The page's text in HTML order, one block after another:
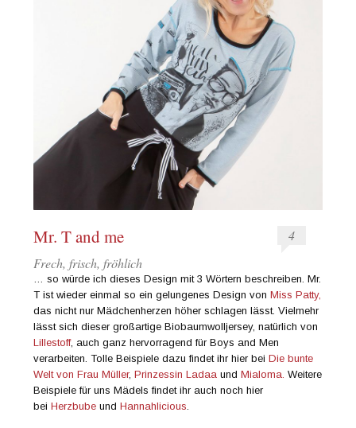
Mr. T and me
4
Frech, frisch, fröhlich
… so würde ich dieses Design mit 3 Wörtern beschreiben. Mr.
T ist wieder einmal so ein gelungenes Design vonMiss Patty,
das nicht nur Mädchenherzen höher schlagen lässt. Vielmehr
lässt sich dieser großartige Biobaumwolljersey, natürlich von
Lillestoff, auch ganz hervorragend für Boys and Men
verarbeiten. Tolle Beispiele dazu findet ihr hier beiDie bunte
Welt von Frau Müller,Prinzessin Ladaa undMialoma.Weitere
Beispiele für uns Mädels findet ihr auch noch hier
beiHerzbube undHannahlicious